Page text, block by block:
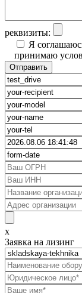
реквизиты:
Я
принимаю
x
Заявка на лизинг